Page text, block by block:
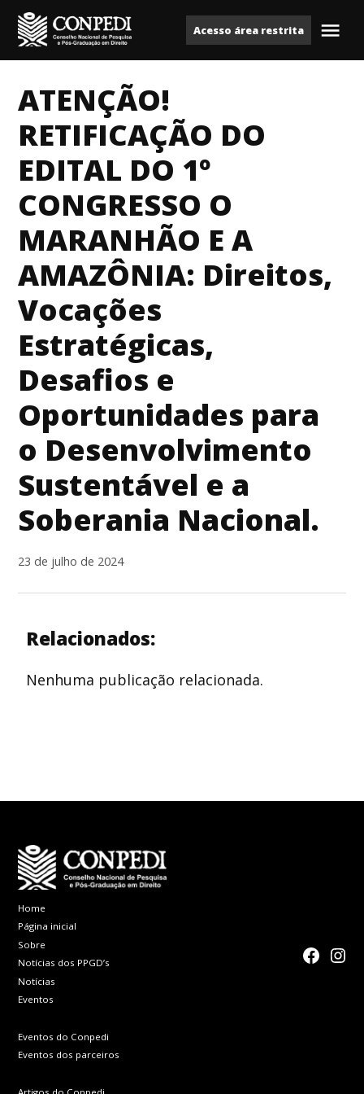
para
o
ConpediAcesso área restrita
ATENÇÃO!
RETIFICAÇÃO DO
EDITAL DO 1º
CONGRESSO O
MARANHÃO E A
AMAZÔNIA: Direitos,
Vocações
Estratégicas,
Desafios e
Oportunidades para
o Desenvolvimento
Sustentável e a
Soberania Nacional.
23 de julho de 2024
Relacionados:
Nenhuma publicação relacionada.
Home
Página inicial
Sobre
Notícias dos PPGD’s
Notícias
Eventos
Eventos do Conpedi
Eventos dos parceiros